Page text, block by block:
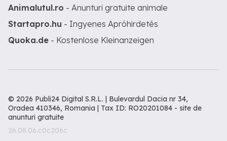
Animalutul.ro - Anunturi gratuite animale
Startapro.hu - Ingyenes Apróhirdetés
Quoka.de - Kostenlose Kleinanzeigen
© 2026 Publi24 Digital S.R.L. | Bulevardul Dacia nr 34,
Oradea 410346, Romania | Tax ID: RO20201084 - site de
anunturi gratuite
26.08.06.c0c206c